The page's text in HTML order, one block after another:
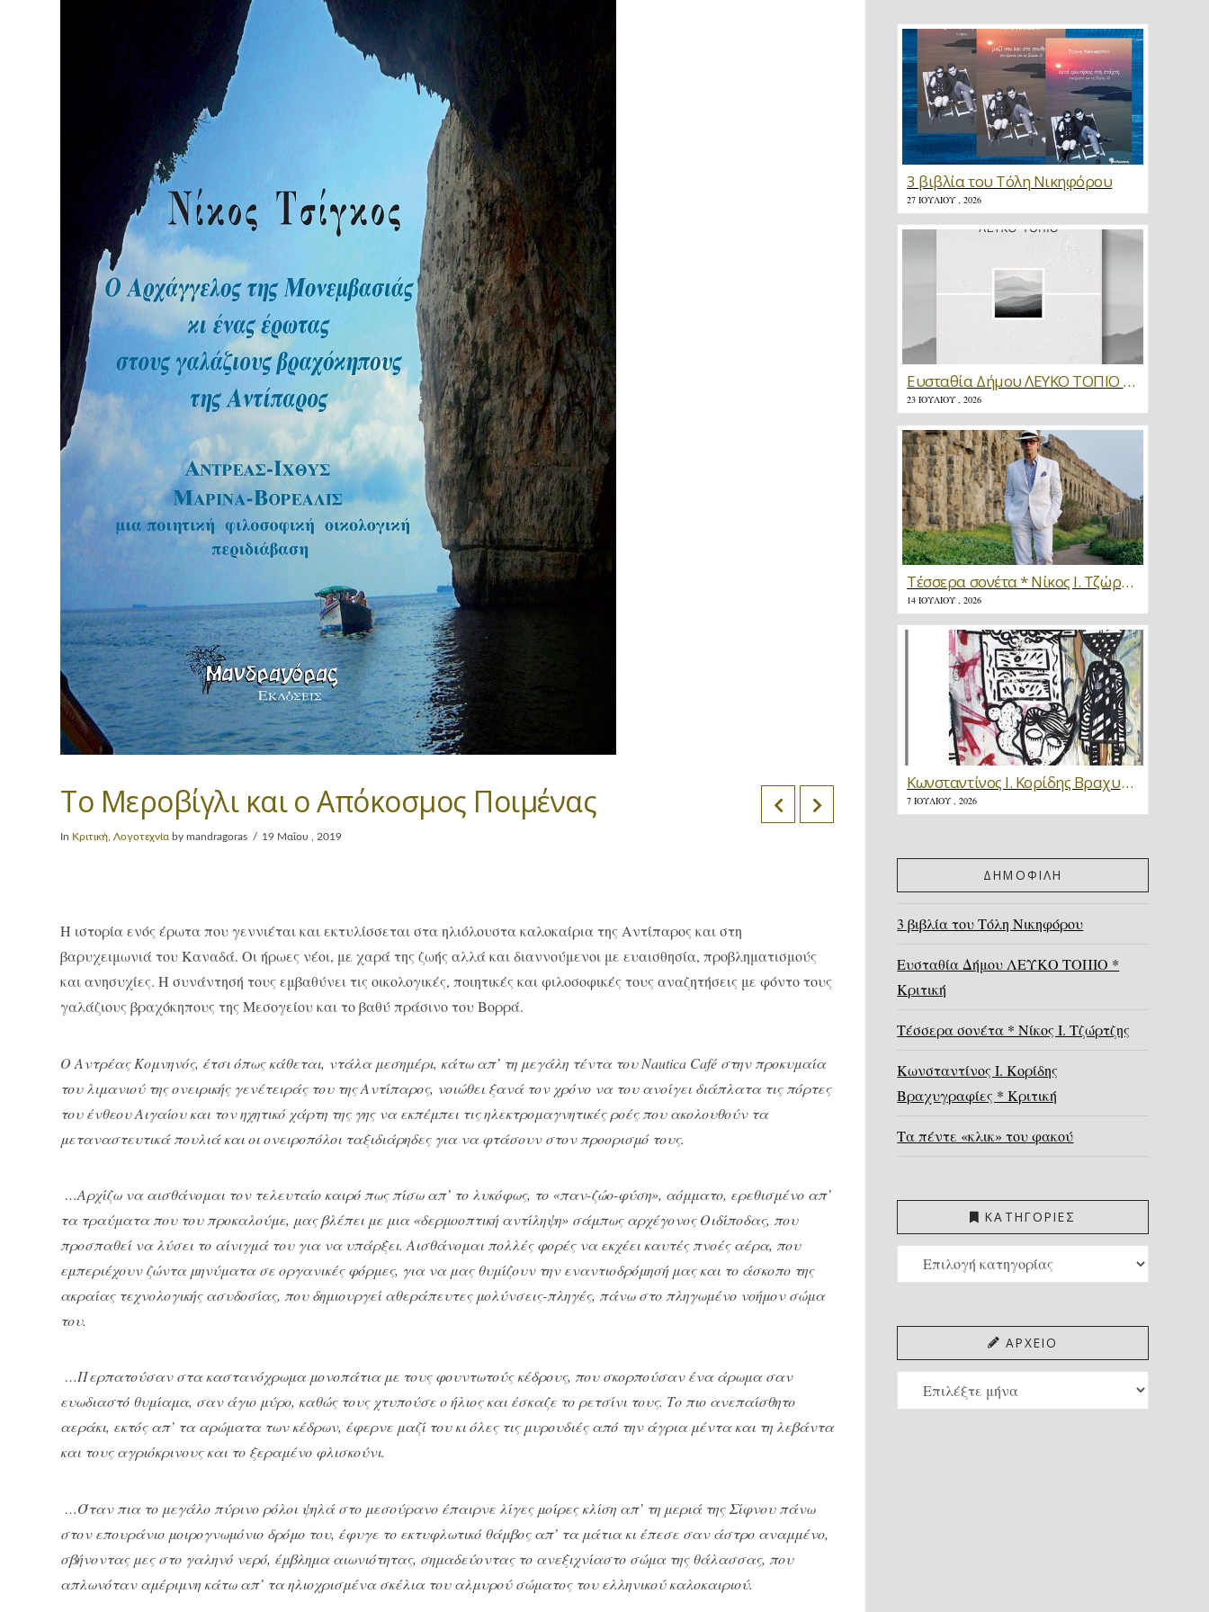
Το Μεροβίγλι και ο Απόκοσμος Ποιμένας
In Κριτική ,Λογοτεχνία by mandragoras 19 Μαΐου , 2019
H ιστορία ενός έρωτα που γεννιέται και εκτυλίσσεται στα ηλιόλουστα καλοκαίρια της Aντίπαρος και στη
βαρυχειμωνιά του Kαναδά. Oι ήρωες νέοι, με χαρά της ζωής αλλά και διαννούμενοι με ευαισθησία, προβληματισμούς
και ανησυχίες. H συνάντησή τους εμβαθύνει τις οικολογικές, ποιητικές και φιλοσοφικές τους αναζητήσεις με φόντο τους
γαλάζιους βραχόκηπους της Mεσογείου και το βαθύ πράσινο του Bορρά.
Ο Αντρέας Κομνηνός, έτσι όπως κάθεται, ντάλα μεσημέρι, κάτω απ’ τη μεγάλη τέντα του Nautica Café στην προκυμαία
του λιμανιού της ονειρικής γενέτειράς του της Αντίπαρος, νοιώθει ξανά τον χρόνο να του ανοίγει διάπλατα τις πόρτες
του ένθεου Αιγαίου και τον ηχητικό χάρτη της γης να εκπέμπει τις ηλεκτρομαγνητικές ροές που ακολουθούν τα
μεταναστευτικά πουλιά και οι ονειροπόλοι ταξιδιάρηδες για να φτάσουν στον προορισμό τους.
…Αρχίζω να αισθάνομαι τον τελευταίο καιρό πως πίσω απ’ το λυκόφως, το «παν-ζώο-φύση», αόμματο, ερεθισμένο απ’
τα τραύματα που του προκαλούμε, μας βλέπει με μια «δερμοοπτική αντίληψη» σάμπως αρχέγονος Οιδίποδας, που
προσπαθεί να λύσει το αίνιγμά του για να υπάρξει. Αισθάνομαι πολλές φορές να εκχέει καυτές πνοές αέρα, που
εμπεριέχουν ζώντα μηνύματα σε οργανικές φόρμες, για να μας θυμίζουν την εναντιοδρόμησή μας και το άσκοπο της
ακραίας τεχνολογικής ασυδοσίας, που δημιουργεί αθεράπευτες μολύνσεις-πληγές, πάνω στο πληγωμένο νοήμον σώμα
του.
…Περπατούσαν στα καστανόχρωμα μονοπάτια με τους φουντωτούς κέδρους, που σκορπούσαν ένα άρωμα σαν
ευωδιαστό θυμίαμα, σαν άγιο μύρο, καθώς τους χτυπούσε ο ήλιος και έσκαζε το ρετσίνι τους. Το πιο ανεπαίσθητο
αεράκι, εκτός απ’ τα αρώματα των κέδρων, έφερνε μαζί του κι όλες τις μυρουδιές από την άγρια μέντα και τη λεβάντα
και τους αγριόκρινους και το ξεραμένο φλισκούνι.
…Όταν πια το μεγάλο πύρινο ρόλοι ψηλά στο μεσούρανο έπαιρνε λίγες μοίρες κλίση απ’ τη μεριά της Σίφνου πάνω
στον επουράνιο μοιρογνωμόνιο δρόμο του, έφυγε το εκτυφλωτικό θάμβος απ’ τα μάτια κι έπεσε σαν άστρο αναμμένο,
σβήνοντας μες στο γαληνό νερό, έμβλημα αιωνιότητας, σημαδεύοντας το ανεξιχνίαστο σώμα της θάλασσας, που
απλωνόταν αμέριμνη κάτω απ’ τα ηλιοχρισμένα σκέλια του αλμυρού σώματος του ελληνικού καλοκαιριού.
3 βιβλία του Τόλη Νικηφόρου
27 ΙΟΥΛΊΟΥ , 2026
Ευσταθία Δήμου ΛΕΥΚΟ ΤΟΠΙΟ * Κριτική
23 ΙΟΥΛΊΟΥ , 2026
Τέσσερα σονέτα * Νίκος Ι. Τζώρτζης
14 ΙΟΥΛΊΟΥ , 2026
Κωνσταντίνος Ι. Κορίδης Βραχυγραφίες * Κριτική
7 ΙΟΥΛΊΟΥ , 2026
ΔΗΜΟΦΙΛΗ
3 βιβλία του Τόλη Νικηφόρου
Ευσταθία Δήμου ΛΕΥΚΟ ΤΟΠΙΟ *
Κριτική
Τέσσερα σονέτα * Νίκος Ι. Τζώρτζης
Κωνσταντίνος Ι. Κορίδης
Βραχυγραφίες * Κριτική
Τα πέντε «κλικ» του φακού
ΚΑΤΗΓΟΡΙΕΣ
ΚΑΤΗΓΟΡΙΕΣ
ΑΡΧΕΙΟ
ΑΡΧΕΙΟ